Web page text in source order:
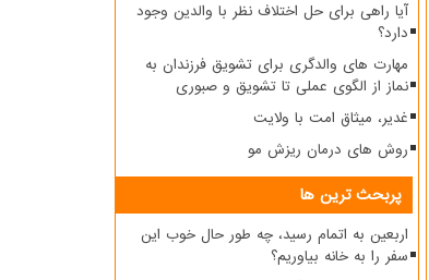
آیا راهی برای حل اختلاف نظر با والدین وجود
دارد؟
مهارت های والدگری برای تشویق فرزندان به
نماز از الگوی عملی تا تشویق و صبوری
غدیر، میثاق امت با ولایت
روش های درمان ریزش مو
پربحث ترین ها
اربعین به اتمام رسید، چه طور حال خوب این
سفر را به خانه بیاوریم؟